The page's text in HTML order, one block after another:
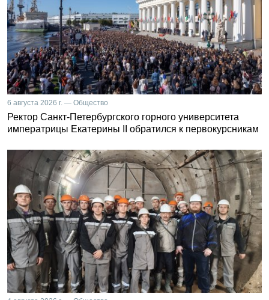
6 августа 2026 г. — Общество
Ректор Санкт-Петербургского горного университета
императрицы Екатерины II обратился к первокурсникам